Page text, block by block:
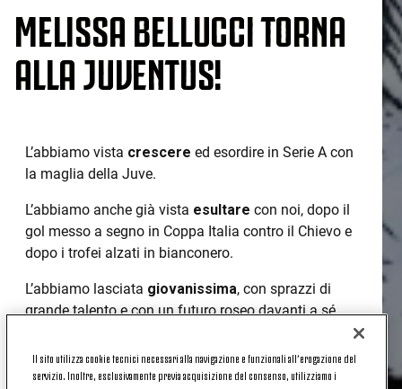
MELISSA BELLUCCI TORNA
ALLA JUVENTUS!
L’abbiamo vista crescere ed esordire in Serie A con
la maglia della Juve.
L’abbiamo anche già vista esultare con noi, dopo il
gol messo a segno in Coppa Italia contro il Chievo e
dopo i trofei alzati in bianconero.
L’abbiamo lasciata giovanissima, con sprazzi di
grande talento e con un futuro roseo davanti a sé.
insieme:Melissa Bellucci torna a vestire la
Il sito utilizza cookie tecnici necessari alla navigazione e funzionali all’erogazione del
servizio. Inoltre, esclusivamente previa acquisizione del consenso, utilizziamo i